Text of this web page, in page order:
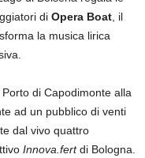
di Opera Boat , il
la musica lirica
di Capodimonte alla
ad un pubblico di venti
dal vivo quattro
Innova.fertdi Bologna.